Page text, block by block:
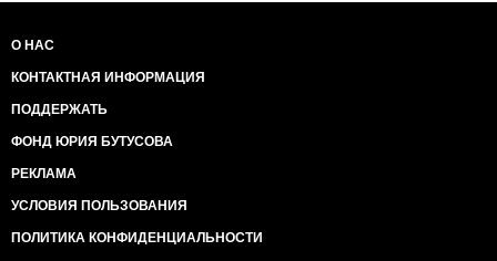
О НАС
КОНТАКТНАЯ ИНФОРМАЦИЯ
ПОДДЕРЖАТЬ
ФОНД ЮРИЯ БУТУСОВА
РЕКЛАМА
УСЛОВИЯ ПОЛЬЗОВАНИЯ
ПОЛИТИКА КОНФИДЕНЦИАЛЬНОСТИ